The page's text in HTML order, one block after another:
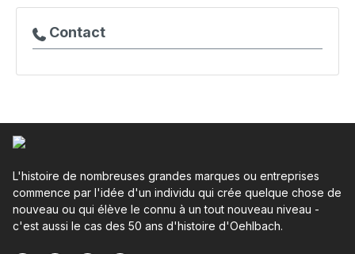
Contact
L'histoire de nombreuses grandes marques ou entreprises
commence par l'idée d'un individu qui crée quelque chose de
nouveau ou qui élève le connu à un tout nouveau niveau -
c'est aussi le cas des 50 ans d'histoire d'Oehlbach.